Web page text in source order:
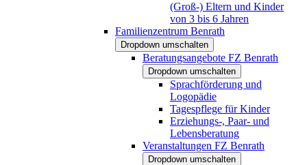
(Groß-) Eltern und Kinder
von 3 bis 6 Jahren
Familienzentrum Benrath
Dropdown umschalten
Beratungsangebote FZ Benrath
Dropdown umschalten
Sprachförderung und
Logopädie
Tagespflege für Kinder
Erziehungs-, Paar- und
Lebensberatung
Veranstaltungen FZ Benrath
Dropdown umschalten